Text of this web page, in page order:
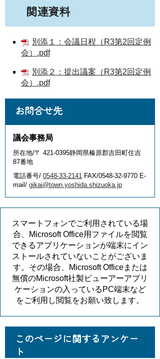
関連資料
別添１：会議日程（R3第2回定例
会）.pdf
別添２：提出議案（R3第2回定例
会）.pdf
お問合せ先
議会事務局
所在地/〒 421-0395静岡県榛原郡吉田町住吉
87番地
電話番号/ 0548-33-2141 FAX/0548-32-9770 E-
mail/ gikai@town.yoshida.shizuoka.jp
スマートフォンでご利用されている場
合、Microsoft Office用ファイルを閲覧
できるアプリケーションが端末にイン
ストールされていないことがございま
す。その場合、Microsoft Officeまたは
無償のMicrosoft社製ビューアーアプリ
ケーションの入っているPC端末など
をご利用し閲覧をお願い致します。
このページに関するアンケー
ト